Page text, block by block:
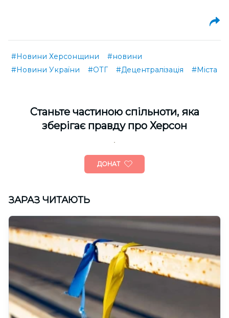
#Новини Херсонщини
#новини
#Новини України
#ОТГ #Децентралізація #Міста
Cтаньте частиною спільноти, яка
зберігає правду про Херсон
ДОНАТ
ЗАРАЗ ЧИТАЮТЬ